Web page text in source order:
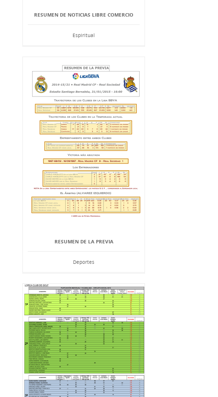
RESUMEN DE NOTICIAS LIBRE COMERCIO
Espiritual
RESUMEN DE LA PREVIA
Deportes